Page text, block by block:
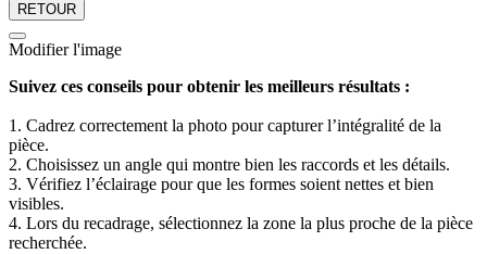
RETOUR
Modifier l'image
Suivez ces conseils pour obtenir les meilleurs résultats :
1. Cadrez correctement la photo pour capturer l’intégralité de la
pièce.
2. Choisissez un angle qui montre bien les raccords et les détails.
3. Vérifiez l’éclairage pour que les formes soient nettes et bien
visibles.
4. Lors du recadrage, sélectionnez la zone la plus proche de la pièce
recherchée.